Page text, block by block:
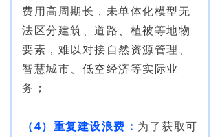
费用高周期长，未单体化模型无
法区分建筑、道路、植被等地物
要素，难以对接自然资源管理、
智慧城市、低空经济等实际业
务；
（4）重复建设浪费： 为了获取可